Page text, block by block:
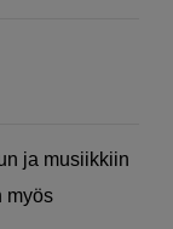
ja musiikkiin
myös